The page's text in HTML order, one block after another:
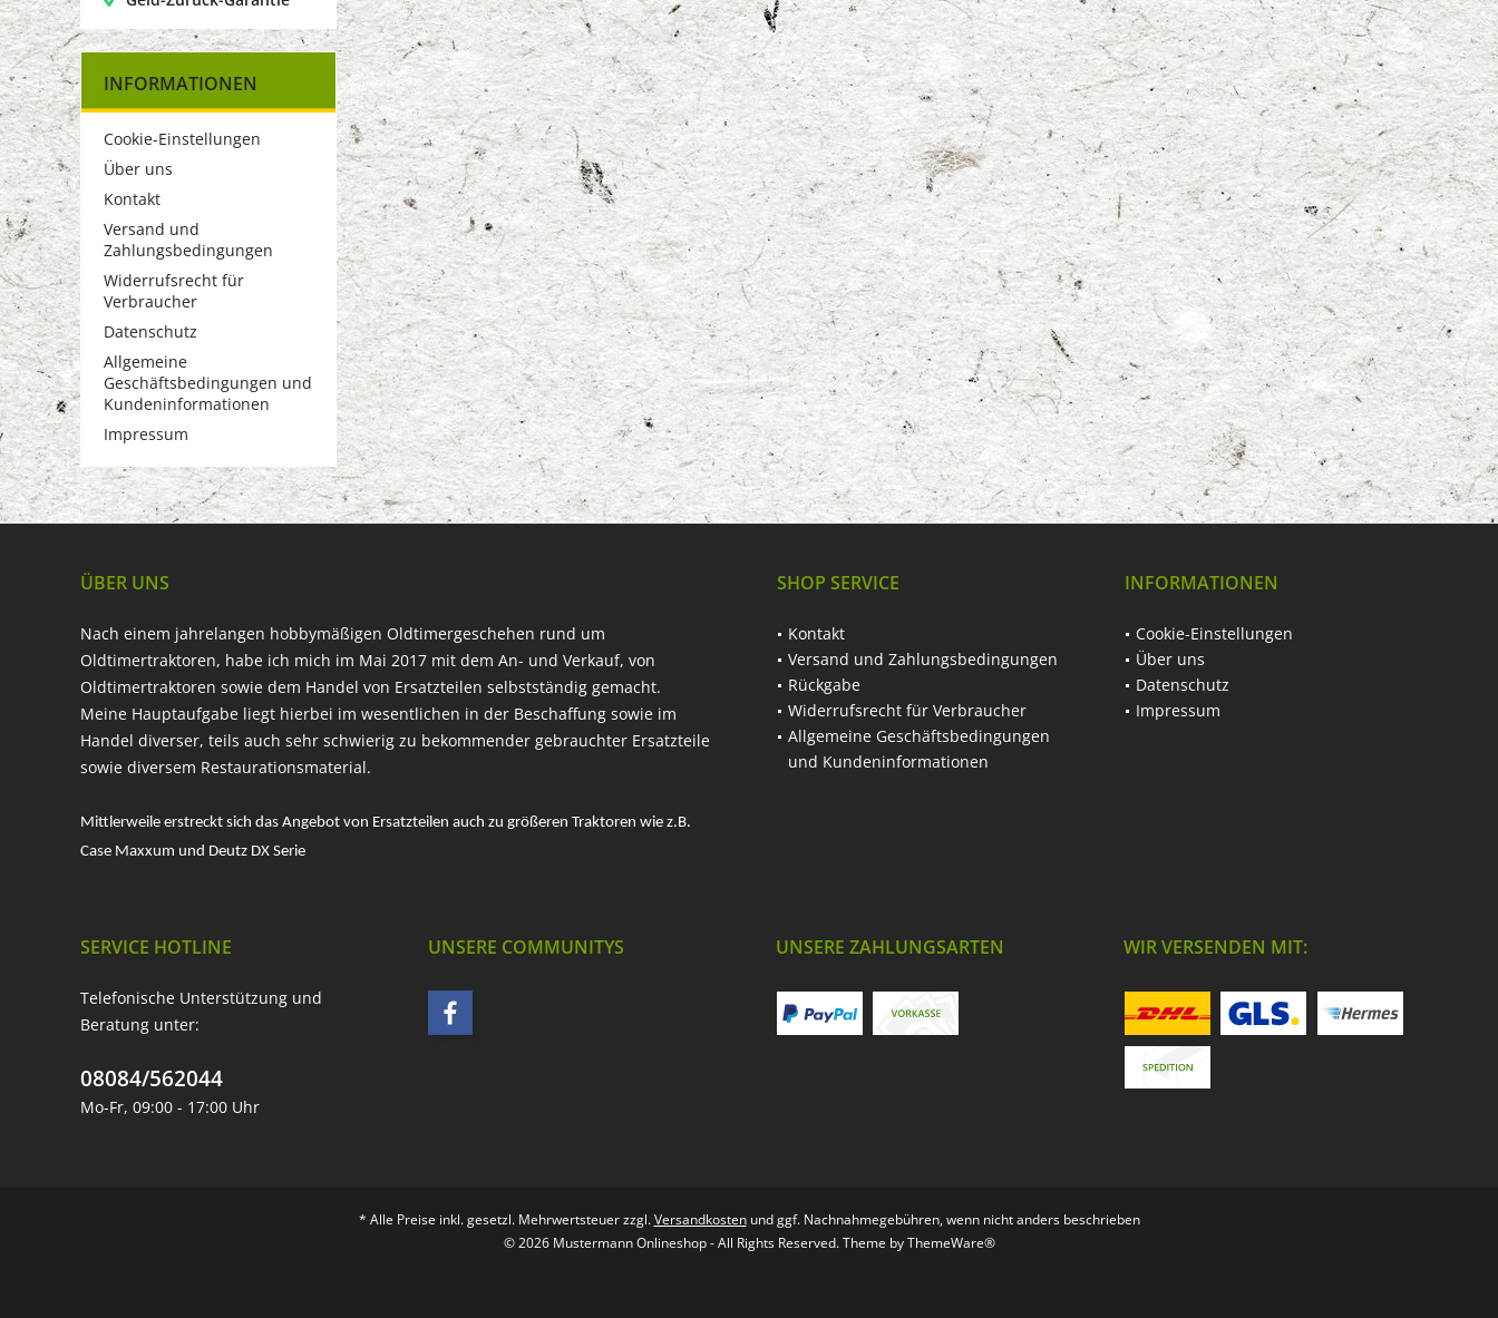
INFORMATIONEN
Cookie-Einstellungen
Über uns
Kontakt
Versand und
Zahlungsbedingungen
Widerrufsrecht für
Verbraucher
Datenschutz
Allgemeine
Geschäftsbedingungen und
Kundeninformationen
Impressum
ÜBER UNS
Nach einem jahrelangen hobbymäßigen Oldtimergeschehen rund um
Oldtimertraktoren, habe ich mich im Mai 2017 mit dem An- und Verkauf, von
Oldtimertraktoren sowie dem Handel von Ersatzteilen selbstständig gemacht.
Meine Hauptaufgabe liegt hierbei im wesentlichen in der Beschaffung sowie im
Handel diverser, teils auch sehr schwierig zu bekommender gebrauchter Ersatzteile
sowie diversem Restaurationsmaterial.
Mittlerweile erstreckt sich das Angebot von Ersatzteilen auch zu größeren Traktoren wie z.B.
Case Maxxum und Deutz DX Serie
SHOP SERVICE
Kontakt
Versand und Zahlungsbedingungen
Rückgabe
Widerrufsrecht für Verbraucher
Allgemeine Geschäftsbedingungen
und Kundeninformationen
INFORMATIONEN
Cookie-Einstellungen
Über uns
Datenschutz
Impressum
SERVICE HOTLINE
Telefonische Unterstützung und
Beratung unter:
08084/562044
Mo-Fr, 09:00 - 17:00 Uhr
UNSERE COMMUNITYS UNSERE ZAHLUNGSARTEN WIR VERSENDEN MIT:
* Alle Preise inkl. gesetzl. Mehrwertsteuer zzgl.Versandkostenund ggf. Nachnahmegebühren, wenn nicht anders beschrieben
© 2026 Mustermann Onlineshop - All Rights Reserved. Theme byThemeWare®